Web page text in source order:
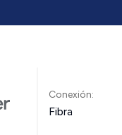
Conexión:
Fibra